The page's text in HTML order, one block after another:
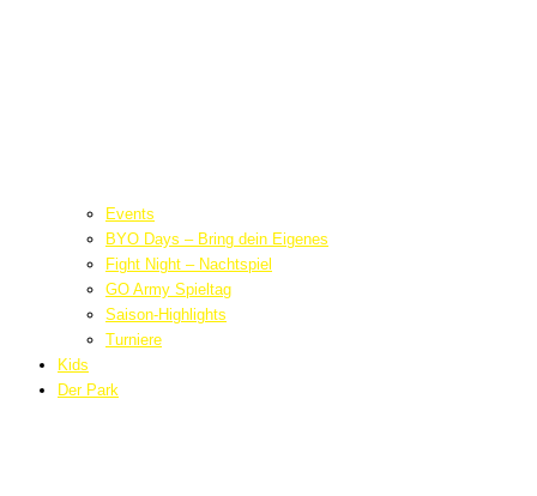
Events
BYO Days – Bring dein Eigenes
Fight Night – Nachtspiel
GO Army Spieltag
Saison-Highlights
Turniere
Kids
Der Park